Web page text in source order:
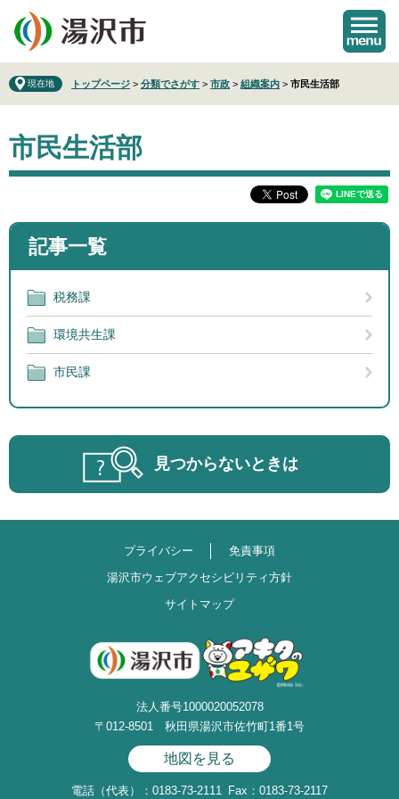
の
先
頭
す
ー
を
飛
し
本
現在地 トップページ > 分類でさがす > 市政 > 組織案内 > 市民生活部
文
市民生活部
記事一覧
税務課
環境共生課
市民課
見つからないときは
プライバシー
免責事項
湯沢市ウェブアクセシビリティ方針
サイトマップ
法人番号1000020052078
〒012-8501 秋田県湯沢市佐竹町1番1号
地図を見る
電話（代表）：0183-73-2111 Fax：0183-73-2117